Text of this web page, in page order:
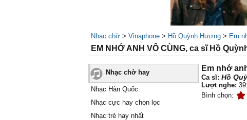
Nhạc chờ > Vinaphone > Hồ Quỳnh Hương > Em
EM NHỚ ANH VÔ CÙNG, ca sĩ Hồ
Nhạc chờ hay
Nhạc Hàn Quốc
Nhạc cực hay chọn lọc
Nhạc trẻ hay nhất
Em nhớ
Ca sĩ: Hồ
Lượt nghe:
Bình chọn: